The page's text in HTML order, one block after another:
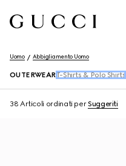
Uomo Abbigliamento Uomo
OUTERWEART-Shirts & Polo Shirts
38 Articoli ordinati perSuggeriti